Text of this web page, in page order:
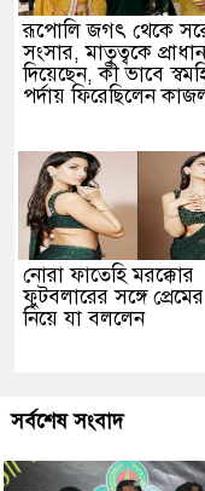
রূপোলি জগৎ থেকে
সংসার, মাতৃত্বকে
দিয়েছেন, কী ভাবে
পর্দায় ফিরেছিলেন
নোরা ফাতেহি মরক্কোর
ফুটবলারের সঙ্গে
নিয়ে যা বললেন
সর্বশেষ সংবাদ